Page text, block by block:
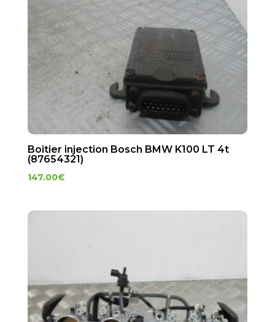
Boitier injection Bosch BMW K100 LT 4t
(87654321)
147.00€